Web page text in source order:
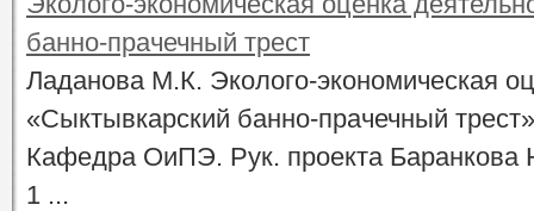
банно-прачечный трест
Ладанова М.К. Эколого-экономическая
«Сыктывкарский банно-прачечный
Кафедра ОиПЭ. Рук. проекта Баранкова
1 ...